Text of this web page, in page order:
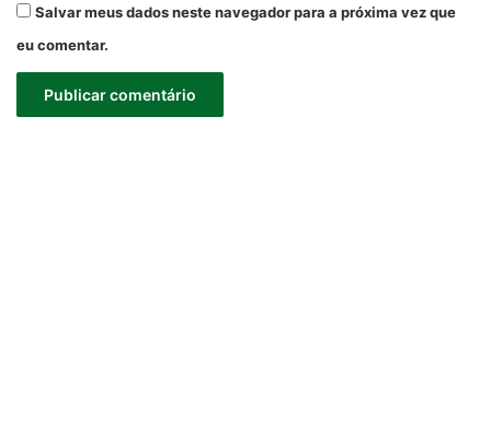
Salvar meus dados neste navegador para a próxima vez que
eu comentar.